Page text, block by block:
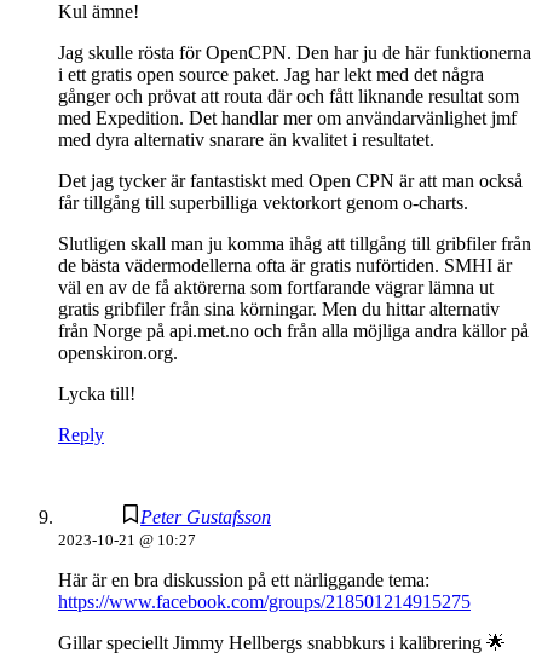
Kul ämne!
Jag skulle rösta för OpenCPN. Den har ju de här funktionerna
i ett gratis open source paket. Jag har lekt med det några
gånger och prövat att routa där och fått liknande resultat som
med Expedition. Det handlar mer om användarvänlighet jmf
med dyra alternativ snarare än kvalitet i resultatet.
Det jag tycker är fantastiskt med Open CPN är att man också
får tillgång till superbilliga vektorkort genom o-charts.
Slutligen skall man ju komma ihåg att tillgång till gribfiler från
de bästa vädermodellerna ofta är gratis nuförtiden. SMHI är
väl en av de få aktörerna som fortfarande vägrar lämna ut
gratis gribfiler från sina körningar. Men du hittar alternativ
från Norge på api.met.no och från alla möjliga andra källor på
openskiron.org.
Lycka till!
Reply
Peter Gustafsson
2023-10-21 @ 10:27
Här är en bra diskussion på ett närliggande tema:
https://www.facebook.com/groups/218501214915275
Gillar speciellt Jimmy Hellbergs snabbkurs i kalibrering 🌟